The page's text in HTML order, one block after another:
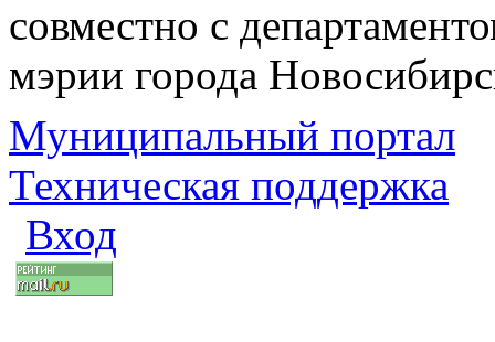
совместно с
мэрии города
Муниципальный портал
Техническая поддержка
Вход